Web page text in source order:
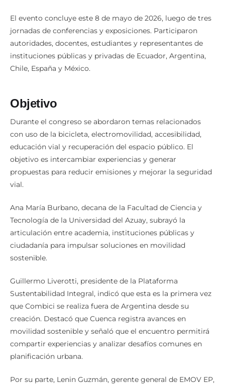
El evento concluye este 8 de mayo de 2026, luego de tres
jornadas de conferencias y exposiciones. Participaron
autoridades, docentes, estudiantes y representantes de
instituciones públicas y privadas de Ecuador, Argentina,
Chile, España y México.
Objetivo
Durante el congreso se abordaron temas relacionados
con uso de la bicicleta, electromovilidad, accesibilidad,
educación vial y recuperación del espacio público. El
objetivo es intercambiar experiencias y generar
propuestas para reducir emisiones y mejorar la seguridad
vial.
Ana María Burbano, decana de la Facultad de Ciencia y
Tecnología de la Universidad del Azuay, subrayó la
articulación entre academia, instituciones públicas y
ciudadanía para impulsar soluciones en movilidad
sostenible.
Guillermo Liverotti, presidente de la Plataforma
Sustentabilidad Integral, indicó que esta es la primera vez
que Combici se realiza fuera de Argentina desde su
creación. Destacó que Cuenca registra avances en
movilidad sostenible y señaló que el encuentro permitirá
compartir experiencias y analizar desafíos comunes en
planificación urbana.
Por su parte, Lenin Guzmán, gerente general de EMOV EP,